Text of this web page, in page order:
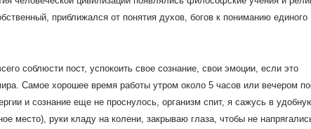
приближался от понятия духов, богов к пониманию единого
соблюсти пост, успокоить свое сознание, свои эмоции, если это
Самое хорошее время работы утром около 5 часов или вечером
и сознание еще не проснулось, организм спит, я сажусь в
место), руки кладу на колени, закрываю глаза, чтобы не